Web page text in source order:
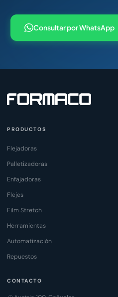
Consultar por WhatsApp
PRODUCTOS
Flejadoras
Palletizadoras
Enfajadoras
Flejes
Film Stretch
Herramientas
Automatización
Repuestos
CONTACTO